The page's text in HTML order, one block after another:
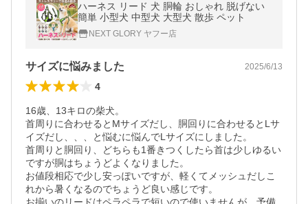
ハーネス リード 犬 胴輪 おしゃれ 脱げない
簡単 小型犬 中型犬 大型犬 散歩 ペット
NEXT GLORY ヤフー店
サイズに悩みました 2025/6/13
4
16歳、13キロの柴犬。
首周りに合わせるとMサイズだし、胴回りに合わせるとLサ
イズだし、、、と悩むに悩んでLサイズにしました。
首周りと胴回り、どちらも1番きつくしたら首は少しゆるい
ですが胴はちょうどよくなりました。
お値段相応で少し安っぽいですが、軽くてメッシュだしこ
れから暑くなるのでちょうど良い感じです。